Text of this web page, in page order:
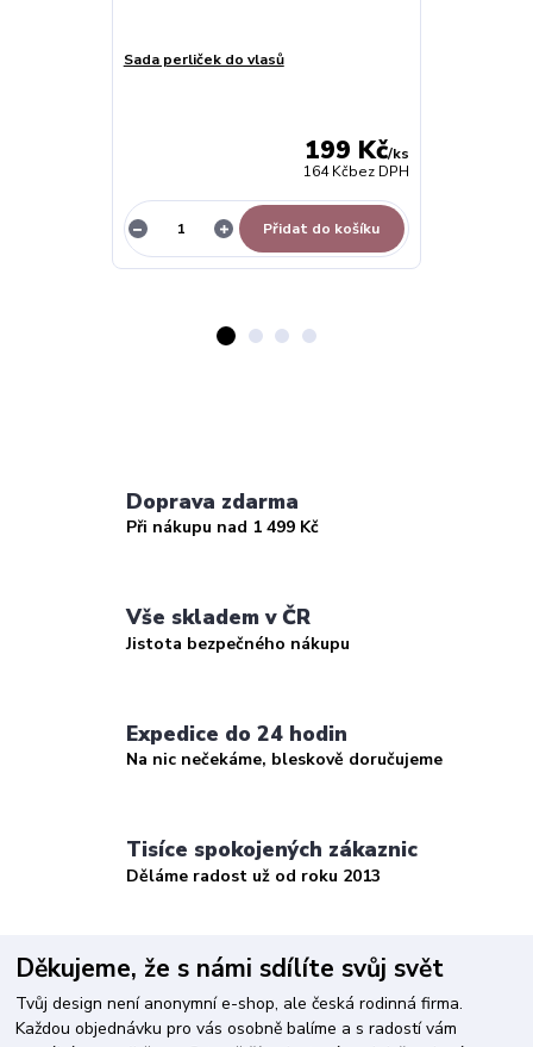
Sada perliček do vlasů
199 Kč/ks
164 Kčbez DPH
Přidat do košíku
Doprava zdarma
Při nákupu nad 1 499 Kč
Vše skladem v ČR
Jistota bezpečného nákupu
Expedice do 24 hodin
Na nic nečekáme, bleskově doručujeme
Tisíce spokojených zákaznic
Děláme radost už od roku 2013
Děkujeme, že s námi sdílíte svůj svět
Tvůj design není anonymní e-shop, ale česká rodinná firma.
Každou objednávku pro vás osobně balíme a s radostí vám